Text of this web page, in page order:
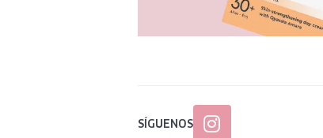
SÍGUENOS